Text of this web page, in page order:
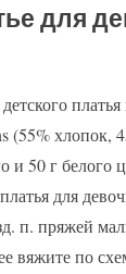
для
(55% хлопок,
и 50 г белого
для
п. пряжей
вяжите по